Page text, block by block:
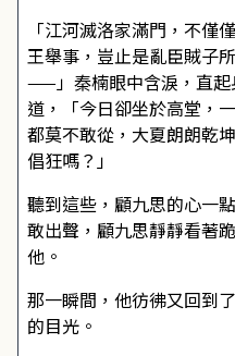
「江河滅洛家滿門，不僅
王舉事，豈止是亂臣賊子
——」秦楠眼中含淚，直起
道，「今日卻坐於高堂，
都莫不敢從，大夏朗朗乾
倡狂嗎？」
聽到這些，顧九思的心一
敢出聲，顧九思靜靜看著
他。
那一瞬間，他彷彿又回到
的目光。